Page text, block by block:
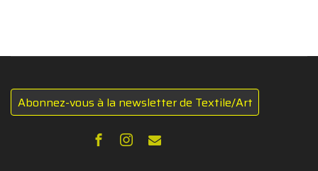
Abonnez-vous à la newsletter de Textile/Art